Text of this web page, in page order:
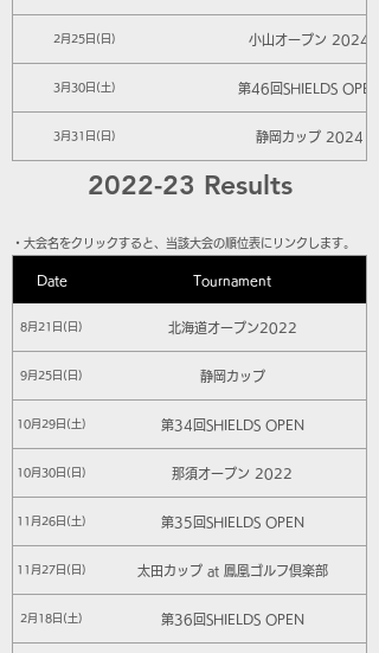
2月25日(日) 小山オープン 2024
3月30日(土) 第46回SHIELDS OPEN
3月31日(日) 静岡カップ 2024
2022-23 Results
​・大会名をクリックすると、当該大会の順位表にリンクします。
Date Tournament
8月21日(日) 北海道オープン2022
9月25日(日) 静岡カップ
10月29日(土) 第34回SHIELDS OPEN
10月30日(日) 那須オープン 2022
11月26日(土) 第35回SHIELDS OPEN
11月27日(日) 太田カップ at 鳳凰ゴルフ倶楽部
2月18日(土) 第36回SHIELDS OPEN